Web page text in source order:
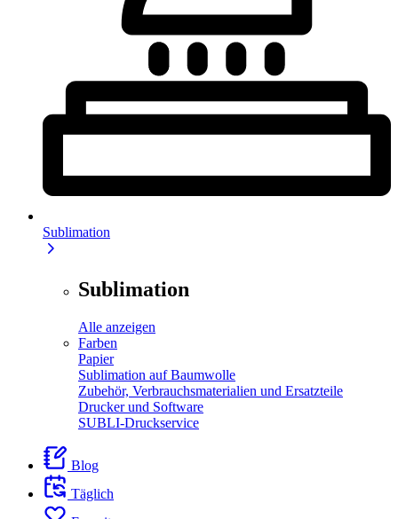
Sublimation
Sublimation
Alle anzeigen
Farben
Papier
Sublimation auf Baumwolle
Zubehör, Verbrauchsmaterialien und Ersatzteile
Drucker und Software
SUBLI-Druckservice
Blog
Täglich